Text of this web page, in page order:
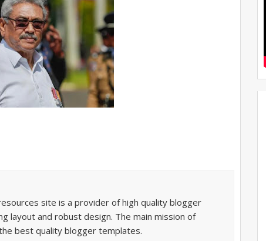
site is a provider of high quality blogger
layout and robust design. The main mission of
best quality blogger templates.